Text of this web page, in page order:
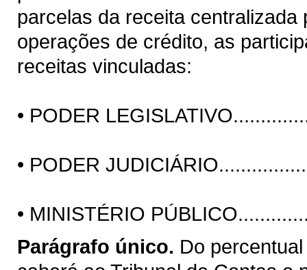
parcelas da receita
operações de crédito, as
receitas vinculadas:
• PODER
• PODER
• MINISTÉRIO
Parágrafo único. Do